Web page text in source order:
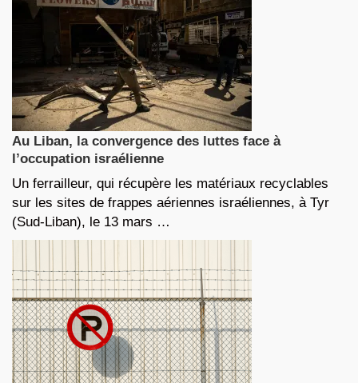
Au Liban, la convergence des luttes face à
l’occupation israélienne
Un ferrailleur, qui récupère les matériaux recyclables
sur les sites de frappes aériennes israéliennes, à Tyr
(Sud-Liban), le 13 mars …